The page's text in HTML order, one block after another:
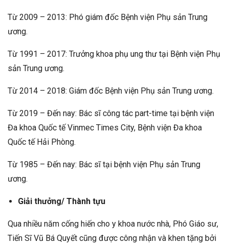
Từ 2009 – 2013: Phó giám đốc Bệnh viện Phụ sản Trung
ương.
Từ 1991 – 2017: Trưởng khoa phụ ung thư tại Bệnh viện Phụ
sản Trung ương.
Từ 2014 – 2018: Giám đốc Bệnh viện Phụ sản Trung ương.
Từ 2019 – Đến nay: Bác sĩ công tác part-time tại bệnh viện
Đa khoa Quốc tế Vinmec Times City, Bệnh viện Đa khoa
Quốc tế Hải Phòng.
Từ 1985 – Đến nay: Bác sĩ tại bệnh viện Phụ sản Trung
ương.
Giải thưởng/ Thành tựu
Qua nhiều năm cống hiến cho y khoa nước nhà, Phó Giáo sư,
Tiến Sĩ Vũ Bá Quyết cũng được công nhận và khen tặng bởi